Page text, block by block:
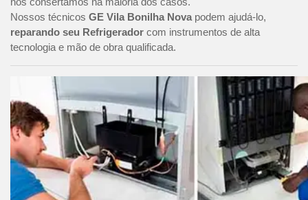
Nossos técnicos GE Vila Bonilha Nova podem ajudá-lo,
reparando seu Refrigerador com instrumentos de alta
tecnologia e mão de obra qualificada.